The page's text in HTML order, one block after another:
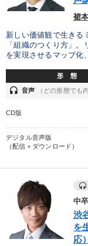
裙
新しい価値観で生きる
「組織のつくり方」
を実現させるマップ化
形 態
headset 音声 （どの形態でも
CD版
デジタル音声版
（配信＋ダウンロード）
中
渋
を
応）